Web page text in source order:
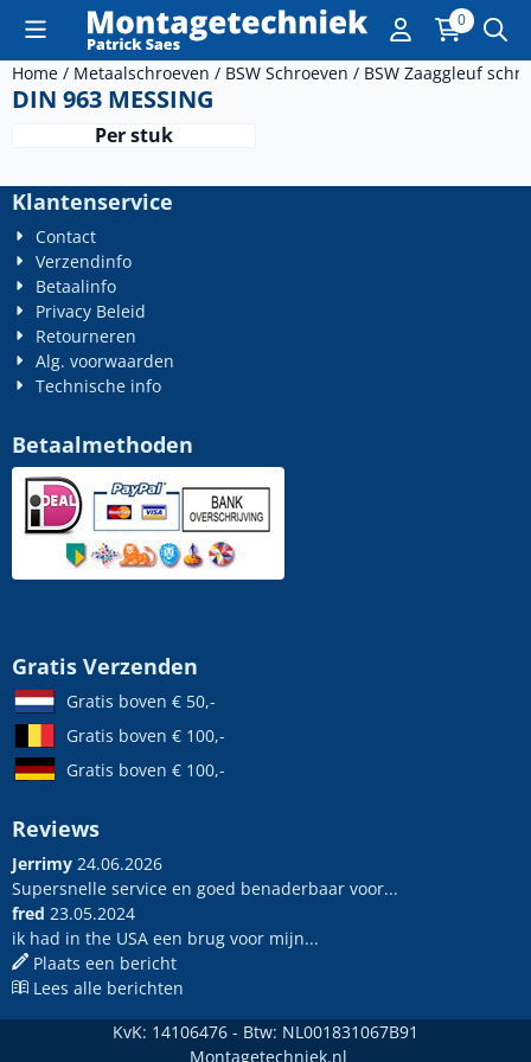
Cookievoorkeuren zijn momenteel gesloten. 0
Home / Metaalschroeven / BSW Schroeven / BSW Zaaggleuf
DIN 963 MESSING
Per stuk
Klantenservice
Contact
Verzendinfo
Betaalinfo
Privacy Beleid
Retourneren
Alg. voorwaarden
Technische info
Betaalmethoden
Gratis Verzenden
Gratis boven € 50,-
Gratis boven € 100,-
Gratis boven € 100,-
Reviews
Jerrimy 24.06.2026
Supersnelle service en goed benaderbaar voor...
fred 23.05.2024
ik had in the USA een brug voor mijn...
Plaats een bericht
Lees alle berichten
KvK: 14106476 - Btw: NL001831067B91
Montagetechniek.nl